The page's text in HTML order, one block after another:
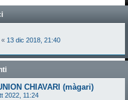
« 13 dic 2018, 21:40
CHIAVARI (màgari)
2022, 11:24